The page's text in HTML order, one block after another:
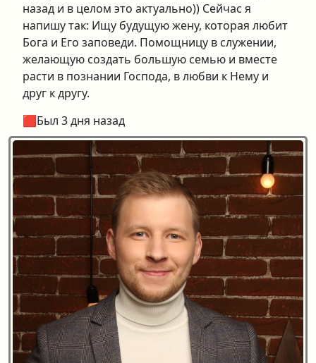
назад и в целом это актуально)) Сейчас я
напишу так: Ищу будущую жену, которая любит
Бога и Его заповеди. Помощницу в служении,
желающую создать большую семью и вместе
расти в познании Господа, в любви к Нему и
друг к другу.
🟥Был 3 дня назад